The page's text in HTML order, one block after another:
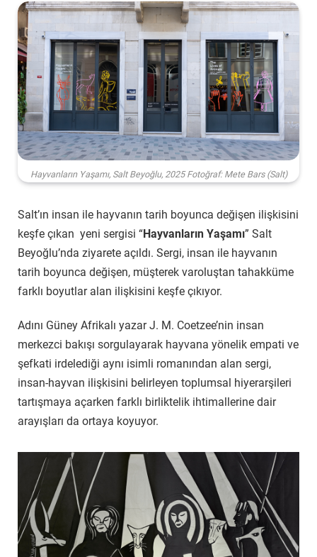
Hayvanların Yaşamı, Salt Beyoğlu, 2025 Fotoğraf: Mete Bars (Salt)
Salt’ın insan ile hayvanın tarih boyunca değişen ilişkisini
keşfe çıkan yeni sergisi “Hayvanların Yaşamı” Salt
Beyoğlu’nda ziyarete açıldı. Sergi, insan ile hayvanın
tarih boyunca değişen, müşterek varoluştan tahakküme
farklı boyutlar alan ilişkisini keşfe çıkıyor.
Adını Güney Afrikalı yazar J. M. Coetzee’nin insan
merkezci bakışı sorgulayarak hayvana yönelik empati ve
şefkati irdelediği aynı isimli romanından alan sergi,
insan-hayvan ilişkisini belirleyen toplumsal hiyerarşileri
tartışmaya açarken farklı birliktelik ihtimallerine dair
arayışları da ortaya koyuyor.